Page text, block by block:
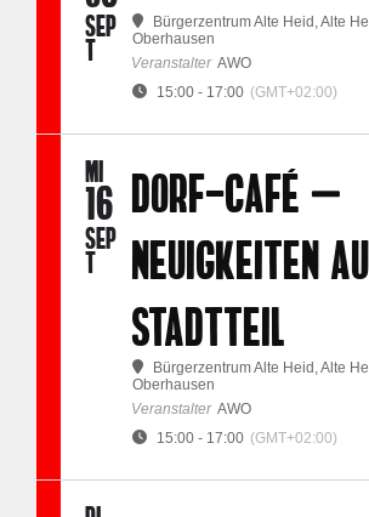
SEP
T
Bürgerzentrum Alte Heid , Alte
Oberhausen
Veranstalter AWO
15:00 - 17:00 (GMT+02:00)
MI
16
SEP
T
DORF-CAFÉ –
NEUIGKEITEN
STADTTEIL
Bürgerzentrum Alte Heid , Alte
Oberhausen
Veranstalter AWO
15:00 - 17:00 (GMT+02:00)